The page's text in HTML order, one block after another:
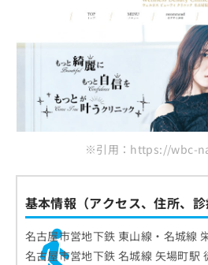
※引用：https://wbc-
基本情報（アクセス、住所、診
名古屋市営地下鉄 東山線・名城線
名古屋市営地下鉄 名城線 矢場町駅